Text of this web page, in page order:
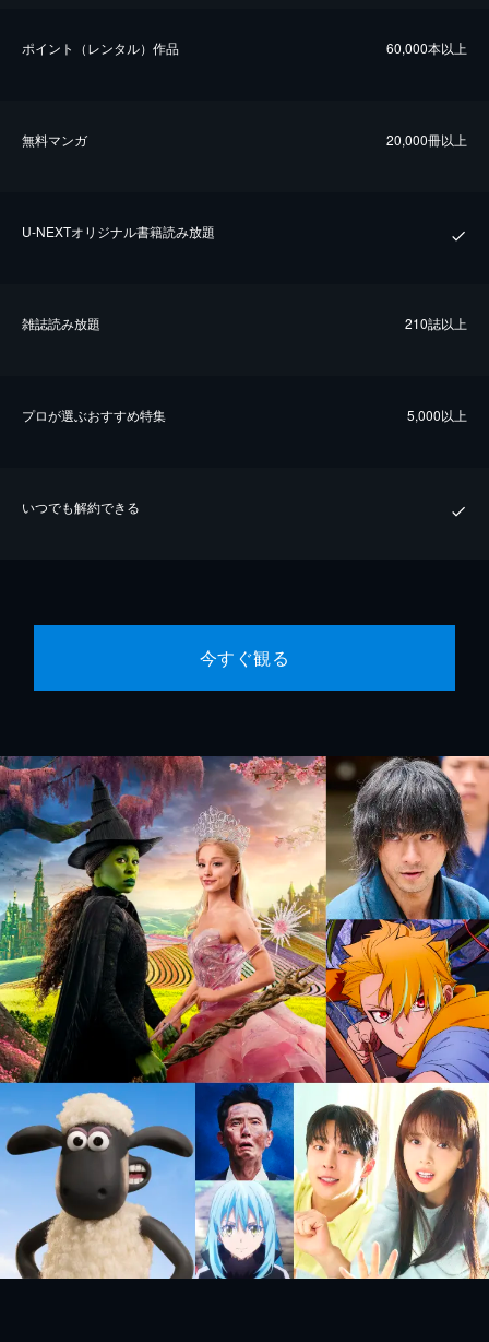
ポイント（レンタル）作品 60,000本以上
無料マンガ 20,000冊以上
U-NEXTオリジナル書籍読み放題
雑誌読み放題 210誌以上
プロが選ぶおすすめ特集 5,000以上
いつでも解約できる
今すぐ観る